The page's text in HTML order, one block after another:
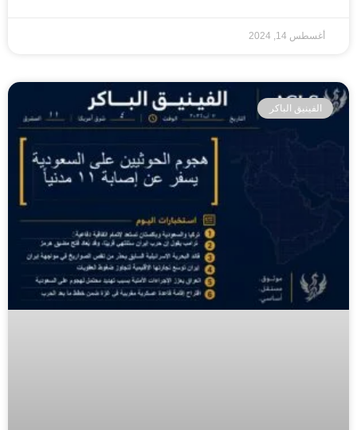
أغسطس 14, 2024
الفينيق الباكر